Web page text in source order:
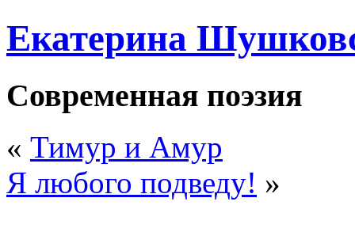
Екатерина
Современная поэзия
« Тимур и Амур
Я любого подведу! »